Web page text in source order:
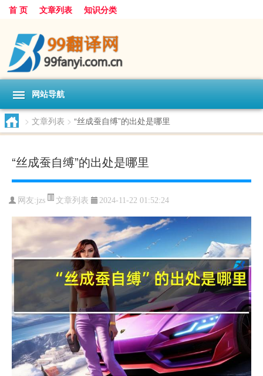
首 页 文章列表 知识分类
网站导航
> 文章列表 > “丝成蚕自缚”的出处是哪里
“丝成蚕自缚”的出处是哪里
网友:jzs 文章列表 2024-11-22 01:52:24